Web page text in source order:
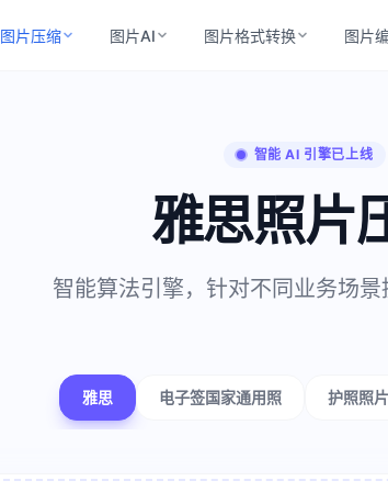
图片压缩 图片AI 图片格式转换 图片
智能 AI 引擎已上线
雅思照片
智能算法引擎，针对不同业务场
雅思 电子签国家通用照 护照照片